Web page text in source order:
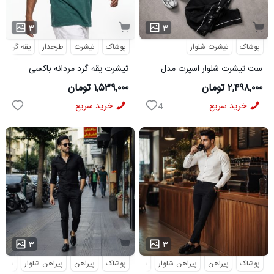
۳
پوشاک تیشرت طرحدار یقه گرد
تیشرت یقه گرد مردانه باکسی
طرحدار مچینست سبز
Balenciaga مدل 50944
۱,۵۳۹,۰۰۰ تومان
خرید سریع
۳
پوشاک تیشرت شلوار
ست تیشرت شلوار اسپرت مدل
MAN مشکی
۲,۴۹۸,۰۰۰ تومان
خرید سریع 4
۳
پوشاک پیراهن پیراهن شلوار
۳ ...
پوشاک پیراهن پیراهن شلوار شلوار مردانه